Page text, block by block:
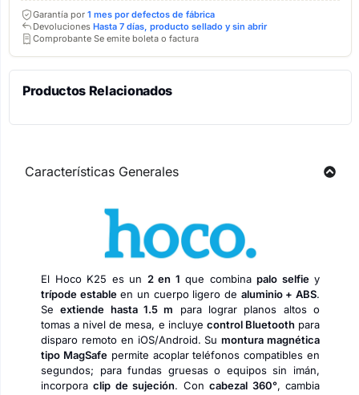
Garantía por 1 mes por defectos de fábrica
Devoluciones Hasta 7 días, producto sellado y sin abrir
Comprobante Se emite boleta o factura
Productos Relacionados
Características Generales
El Hoco K25 es un 2 en 1 que combina palo selfiey
trípode estableen un cuerpo ligero de aluminio + ABS.
Seextiende hasta 1.5 m para lograr planos altos o
tomas a nivel de mesa, e incluye control Bluetooth para
disparo remoto en iOS/Android. Sumontura magnética
tipo MagSafepermite acoplar teléfonos compatibles en
segundos; para fundas gruesas o equipos sin imán,
incorporaclip de sujeción. Concabezal 360°, cambia